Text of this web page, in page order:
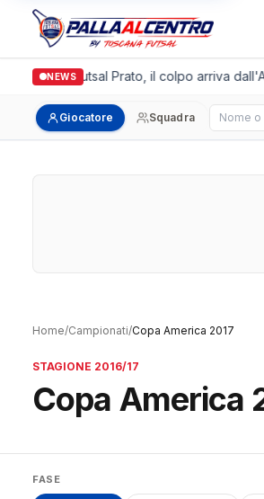
NEWS
Italgronda Futsal Prato, il colpo arriva
Giocatore Squadra Cerca
Home/Campionati/Copa America 2017
STAGIONE 2016/17
Copa America
FASE